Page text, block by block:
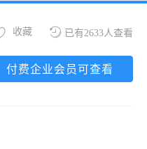
已有2633人查看
收藏
付费企业会员可查看